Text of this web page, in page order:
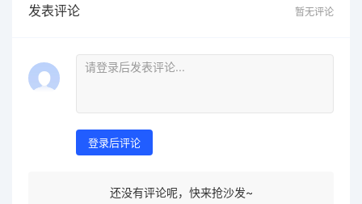
发表评论 暂无评论
登录后评论
还没有评论呢，快来抢沙发~